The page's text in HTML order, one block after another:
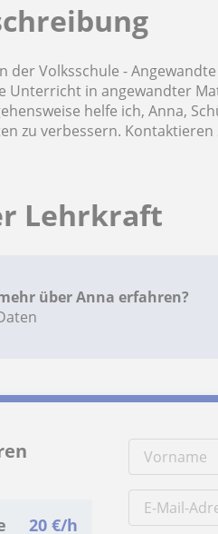
der Volksschule -
Unterricht in angewandter
helfe ich, Anna,
zu verbessern.
Lehrkraft
über Anna erfahren?
20 €/h